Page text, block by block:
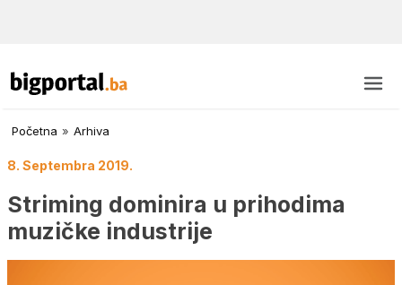
Početna » Arhiva
8. Septembra 2019.
Striming dominira u prihodima
muzičke industrije